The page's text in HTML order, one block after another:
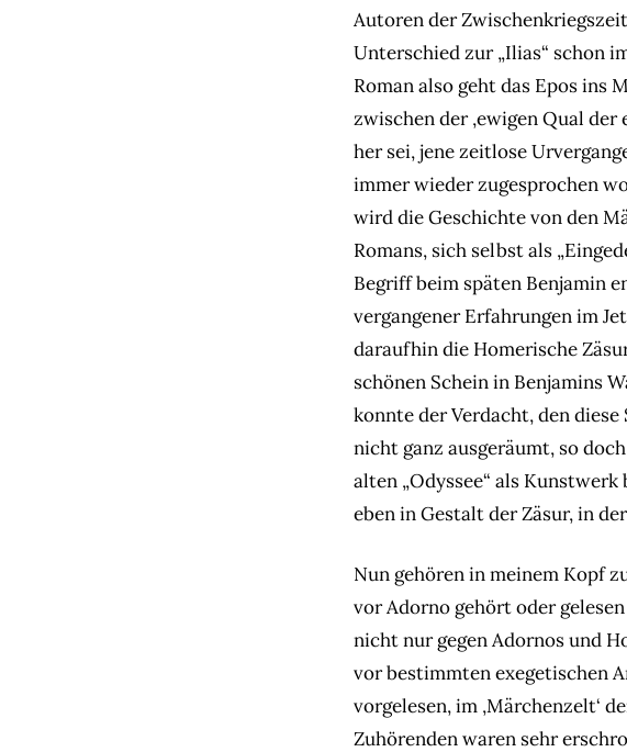
Autoren der
Unterschied zur „Ilias“ schon
Roman also geht das Epos ins
zwischen der ‚ewigen Qual der
her sei, jene zeitlose
immer wieder zugesprochen
wird die Geschichte von den
Romans, sich selbst als
Begriff beim späten Benjamin
vergangener Erfahrungen im
daraufhin die Homerische
schönen Schein in Benjamins
konnte der Verdacht, den
nicht ganz ausgeräumt, so
alten „Odyssee“ als
eben in Gestalt der Zäsur, in
Nun gehören in meinem Kopf
vor Adorno gehört oder
nicht nur gegen Adornos und
vor bestimmten exegetischen
vorgelesen, im ‚Märchenzelt‘
Zuhörenden waren sehr